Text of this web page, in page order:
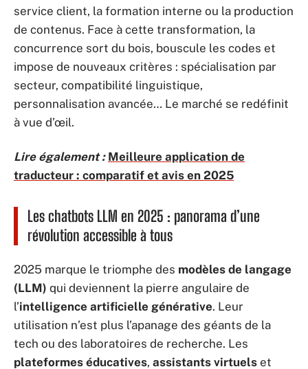
service client, la formation interne ou la production
de contenus. Face à cette transformation, la
concurrence sort du bois, bouscule les codes et
impose de nouveaux critères : spécialisation par
secteur, compatibilité linguistique,
personnalisation avancée… Le marché se redéfinit
à vue d’œil.
Lire également : Meilleure application de
traducteur : comparatif et avis en 2025
Les chatbots LLM en 2025 : panorama d’une
révolution accessible à tous
2025 marque le triomphe des modèles de langage
(LLM) qui deviennent la pierre angulaire de
l’intelligence artificielle générative. Leur
utilisation n’est plus l’apanage des géants de la
tech ou des laboratoires de recherche. Les
plateformes éducatives, assistants virtuels et